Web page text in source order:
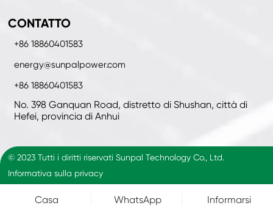
CONTATTO
+86 18860401583
energy@sunpalpower.com
+86 18860401583
No. 398 Ganquan Road, distretto di Shushan, città di
Hefei, provincia di Anhui
© 2023 Tutti i diritti riservati Sunpal Technology Co., Ltd.
Informativa sulla privacy
Casa WhatsApp Informarsi